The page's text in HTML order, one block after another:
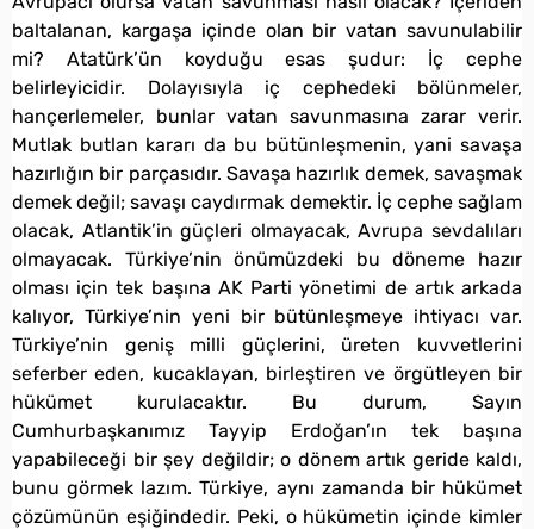
baltalanan, kargaşa içinde olan bir vatan savunulabilir
mi? Atatürk’ün koyduğu esas şudur: İç cephe
belirleyicidir. Dolayısıyla iç cephedeki bölünmeler,
hançerlemeler, bunlar vatan savunmasına zarar verir.
Mutlak butlan kararı da bu bütünleşmenin, yani savaşa
hazırlığın bir parçasıdır. Savaşa hazırlık demek, savaşmak
demek değil; savaşı caydırmak demektir. İç cephe sağlam
olacak, Atlantik’in güçleri olmayacak, Avrupa sevdalıları
olmayacak. Türkiye’nin önümüzdeki bu döneme hazır
olması için tek başına AK Parti yönetimi de artık arkada
kalıyor, Türkiye’nin yeni bir bütünleşmeye ihtiyacı var.
Türkiye’nin geniş milli güçlerini, üreten kuvvetlerini
seferber eden, kucaklayan, birleştiren ve örgütleyen bir
hükümet kurulacaktır. Bu durum, Sayın
Cumhurbaşkanımız Tayyip Erdoğan’ın tek başına
yapabileceği bir şey değildir; o dönem artık geride kaldı,
bunu görmek lazım. Türkiye, aynı zamanda bir hükümet
çözümünün eşiğindedir. Peki, o hükümetin içinde kimler